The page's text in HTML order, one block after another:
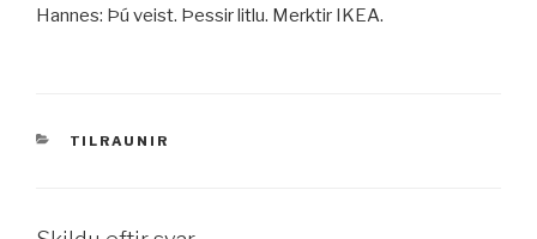
Hannes: Þú veist. Þessir litlu. Merktir IKEA.
VÖRUFLOKKAR
TILRAUNIR